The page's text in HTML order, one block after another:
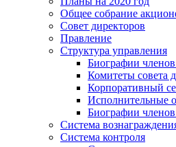
Общее собрание
Совет директоров
Правление
Структура управления
Биографии членов
Комитеты совета
Корпоративный
Исполнительные
Биографии
Система
Система контроля